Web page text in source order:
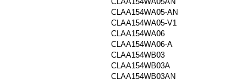
CLAA154WA05-AN
CLAA154WA05-V1
CLAA154WA06
CLAA154WA06-A
CLAA154WB03
CLAA154WB03A
CLAA154WB03AN